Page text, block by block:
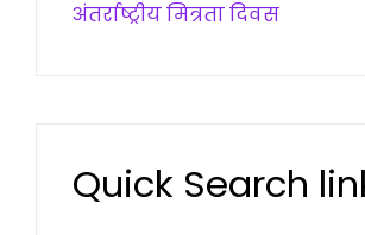
अंतर्राष्ट्रीय मित्रता दिवस
Quick Search